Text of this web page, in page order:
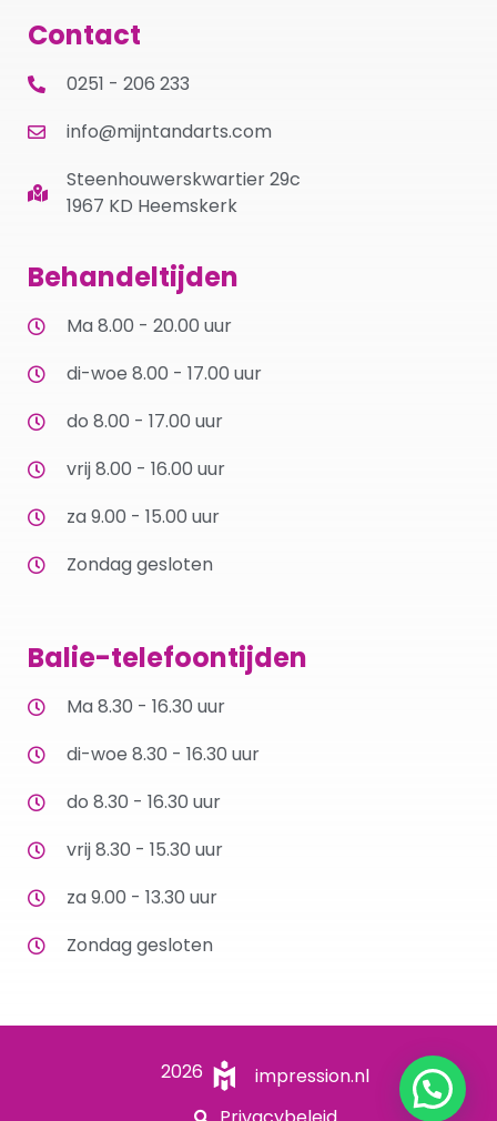
Contact
0251 - 206 233
info@mijntandarts.com
Steenhouwerskwartier 29c
1967 KD Heemskerk
Behandeltijden
Ma 8.00 - 20.00 uur
di-woe 8.00 - 17.00 uur
do 8.00 - 17.00 uur
vrij 8.00 - 16.00 uur
za 9.00 - 15.00 uur
Zondag gesloten
Balie-telefoontijden
Ma 8.30 - 16.30 uur
di-woe 8.30 - 16.30 uur
do 8.30 - 16.30 uur
vrij 8.30 - 15.30 uur
za 9.00 - 13.30 uur
Zondag gesloten
2026
impression.nl